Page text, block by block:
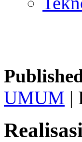
UMUM |